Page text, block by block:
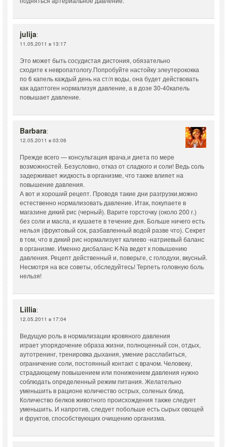
julija:
11.05.2011 в 13:17
Это может быть сосудистая дистония, обязательно
сходите к невропатологу.Попробуйте настойку элеутерококка
по 6 капель каждый день на ст/л воды, она будет действовать
как адаптоген нормализуя давление, а в дозе 30-40капель
повышает давление.
Barbara:
12.05.2011 в 03:06
Прежде всего — консультация врача,и диета по мере
возможностей. Безусловно, отказ от сладкого и соли! Ведь соль
задерживает жидкость в организме, что также влияет на
повышение давления.
А вот и хороший рецепт. Проводя такие дни разгрузки,можно
естественно нормализовать давление. Итак, покупаете в
магазине дикий рис (черный). Варите горсточку (около 200 г.)
без соли и масла, и кушаете в течение дня. Больше ничего есть
нельзя (фруктовый сок, разбавленный водой разве что). Секрет
в том, что в дикий рис нормализует калиево -натриевый баланс
в организме. Именно дисбаланс K-Na ведет к повышению
давления. Рецепт действенный и, поверьте, с голодухи, вкусный.
Несмотря на все советы, обследуйтесь! Терпеть головную боль
нельзя!
Lillia:
12.05.2011 в 17:04
Ведущую роль в нормализации кровяного давления
играет упорядочение образа жизни, полноценный сон, отдых,
аутотренинг, тренировка дыхания, умение расслабиться,
ограничение соли, постоянный контакт с врачом. Человеку,
страдающему повышением или понижением давления нужно
соблюдать определенный режим питания. Желательно
уменьшить в рационе количество острых, соленых блюд.
Количество белков животного происхождения также следует
уменьшить. И напротив, следует побольше есть сырых овощей
и фруктов, способствующих очищению организма.